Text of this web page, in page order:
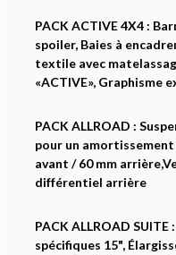
PACK ACTIVE 4X4 :
spoiler, Baies à
textile avec
«ACTIVE», Graphisme
PACK ALLROAD :
pour un amortissement
avant / 60 mm
différentiel arrière
PACK ALLROAD
spécifiques 15",